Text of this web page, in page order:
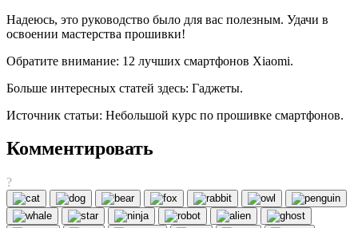
Надеюсь, это руководство было для вас полезным. Удачи в
освоении мастерства прошивки!
Обратите внимание: 12 лучших смартфонов Xiaomi.
Больше интересных статей здесь: Гаджеты.
Источник статьи: Небольшой курс по прошивке смартфонов.
Комментировать
?